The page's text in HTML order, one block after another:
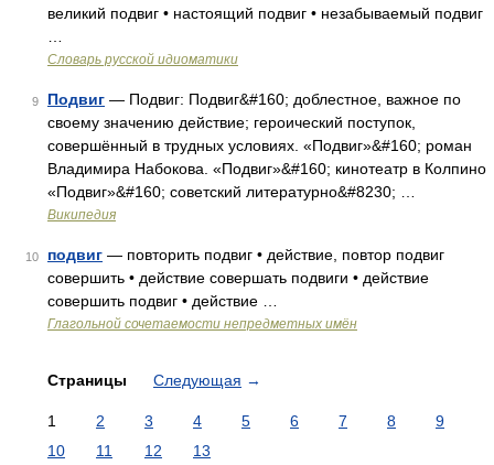
великий подвиг • настоящий подвиг • незабываемый подвиг
Словарь русской идиоматики
9 Подвиг — Подвиг: Подвиг&#160; доблестное, важное по
своему значению действие; героический поступок,
совершённый в трудных условиях. «Подвиг»&#160; роман
Владимира Набокова. «Подвиг»&#160; кинотеатр в Колпино
«Подвиг»&#160; советский литературно&#8230; …
Википедия
10 подвиг — повторить подвиг • действие, повтор подвиг
совершить • действие совершать подвиги • действие
совершить подвиг • действие …
Глагольной сочетаемости непредметных имён
Страницы Следующая →
1 2 3 4 5 6 7 8
9
10
11 12 13